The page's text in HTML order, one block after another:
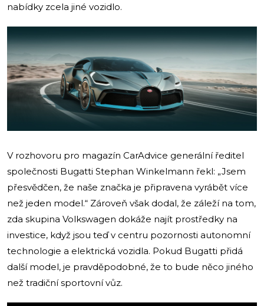
nabídky zcela jiné vozidlo.
V rozhovoru pro magazín CarAdvice generální ředitel
společnosti Bugatti Stephan Winkelmann řekl: „Jsem
přesvědčen, že naše značka je připravena vyrábět více
než jeden model.“ Zároveň však dodal, že záleží na tom,
zda skupina Volkswagen dokáže najít prostředky na
investice, když jsou teď v centru pozornosti autonomní
technologie a elektrická vozidla. Pokud Bugatti přidá
další model, je pravděpodobné, že to bude něco jiného
než tradiční sportovní vůz.